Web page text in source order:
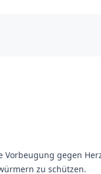
gegen
zu schützen.